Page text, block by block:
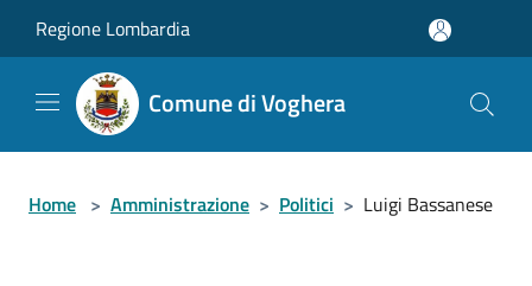
Regione Lombardia
Comune di Voghera
Home > Amministrazione > Politici > Luigi Bassanese